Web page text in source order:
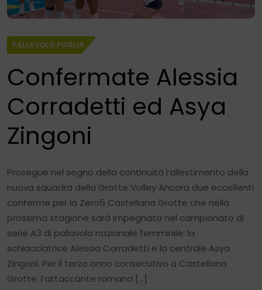
PALLAVOLO PUGLIA
Confermate Alessia
Corradetti ed Asya
Zingoni
Prosegue nel segno della continuità l’allestimento della
nuova squadra della Grotte Volley Ancora due eccellenti
conferme per la Zero5 Castellana Grotte che nella
prossima stagione sarà impegnata nel campionato di
serie A3 di pallavolo nazionale femminile: la
schiacciatrice Alessia Corradetti e la centrale Asya
Zingoni. Per il terzo anno consecutivo a Castellana
Grotte, l’attaccante romana […]